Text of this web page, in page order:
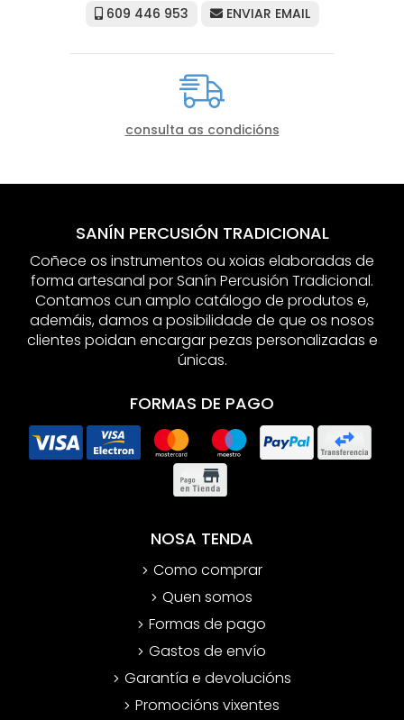
609 446 953 ENVIAR EMAIL
consulta as condicións
SANÍN PERCUSIÓN TRADICIONAL
Coñece os instrumentos ou xoias elaboradas de
forma artesanal por Sanín Percusión Tradicional.
Contamos cun amplo catálogo de produtos e,
ademáis, damos a posibilidade de que os nosos
clientes poidan encargar pezas personalizadas e
únicas.
FORMAS DE PAGO
NOSA TENDA
Como comprar
Quen somos
Formas de pago
Gastos de envío
Garantía e devolucións
Promocións vixentes